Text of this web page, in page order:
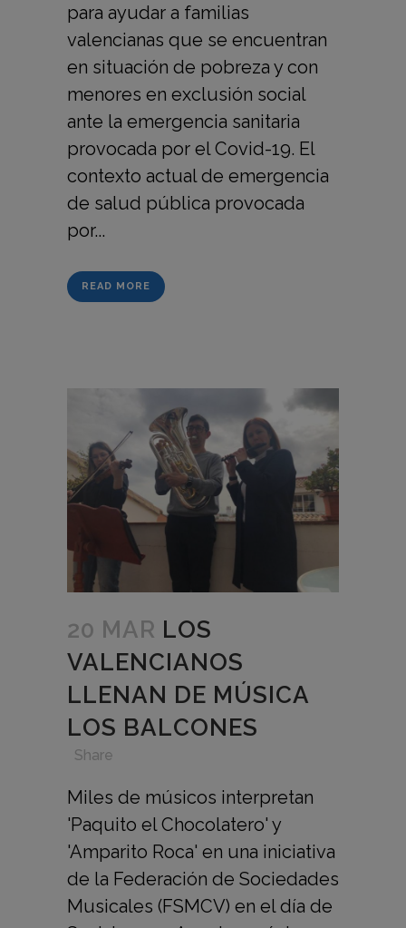
para ayudar a familias
valencianas que se encuentran
en situación de pobreza y con
menores en exclusión social
ante la emergencia sanitaria
provocada por el Covid-19. El
contexto actual de emergencia
de salud pública provocada
por...
READ MORE
20 MAR LOS
VALENCIANOS
LLENAN DE MÚSICA
LOS BALCONES
Share
Miles de músicos interpretan
'Paquito el Chocolatero' y
'Amparito Roca' en una iniciativa
de la Federación de Sociedades
Musicales (FSMCV) en el día de